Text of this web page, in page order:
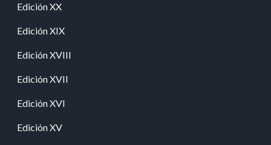
Edición XX
Edición XIX
Edición XVIII
Edición XVII
Edición XVI
Edición XV